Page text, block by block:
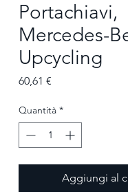
Portachiavi,
Mercedes-
Upcycling
60,61 €
Quantità *
Aggiungi al